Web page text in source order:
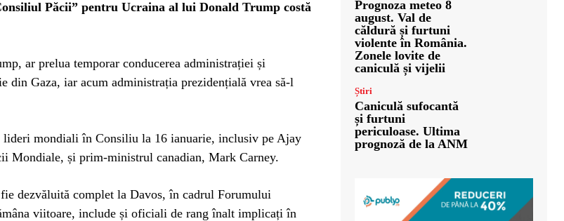
Păcii” pentru Ucraina al lui Donald Trump costă
ar prelua temporar conducerea administrației și
din Gaza, iar acum administrația prezidențială vrea să-l
mondiali în Consiliu la 16 ianuarie, inclusiv pe Ajay
Mondiale, și prim-ministrul canadian, Mark Carney.
fie dezvăluită complet la Davos, în cadrul Forumului
viitoare, include și oficiali de rang înalt implicați în
Prognoza meteo 8
august. Val de
căldură și furtuni
violente în România.
Zonele lovite de
caniculă și vijelii
Știri
Caniculă sufocantă
și furtuni
periculoase. Ultima
prognoză de la ANM